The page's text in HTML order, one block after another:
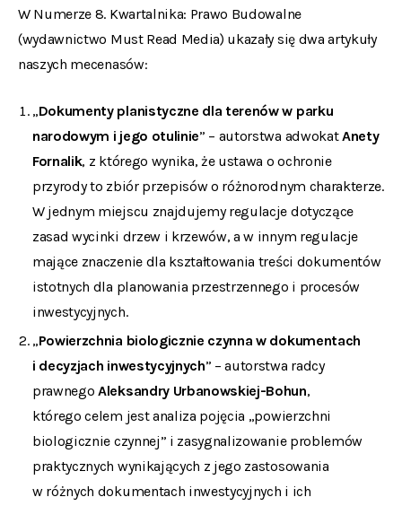
W Numerze 8. Kwartalnika: Prawo Budowalne
(wydawnictwo Must Read Media) ukazały się dwa artykuły
naszych mecenasów:
„Dokumenty planistyczne dla terenów w parku
narodowym i jego otulinie” – autorstwa adwokatAnety
Fornalik, z którego wynika, że ustawa o ochronie
przyrody to zbiór przepisów o różnorodnym charakterze.
W jednym miejscu znajdujemy regulacje dotyczące
zasad wycinki drzew i krzewów, a w innym regulacje
mające znaczenie dla kształtowania treści dokumentów
istotnych dla planowania przestrzennego i procesów
inwestycyjnych.
„Powierzchnia biologicznie czynna w dokumentach
i decyzjach inwestycyjnych” – autorstwa radcy
prawnegoAleksandry Urbanowskiej-Bohun,
którego celem jest analiza pojęcia „powierzchni
biologicznie czynnej” i zasygnalizowanie problemów
praktycznych wynikających z jego zastosowania
w różnych dokumentach inwestycyjnych i ich